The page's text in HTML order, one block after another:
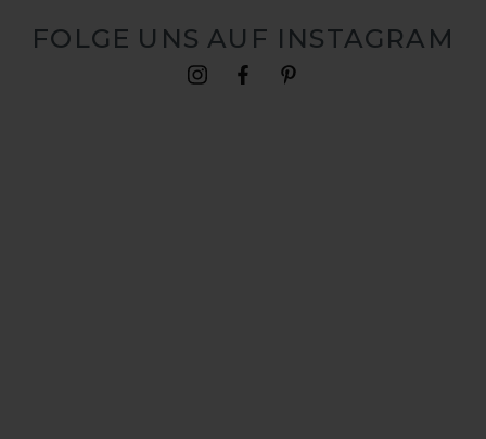
FOLGE UNS AUF INSTAGRAM